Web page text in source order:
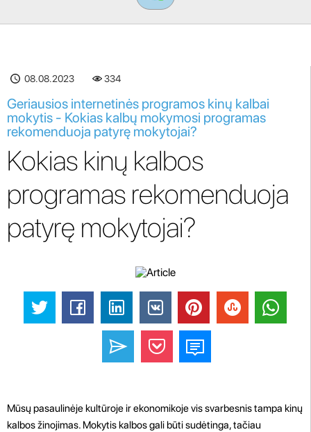
08.08.2023 334
Geriausios internetinės programos kinų kalbai
mokytis - Kokias kalbų mokymosi programas
rekomenduoja patyrę mokytojai?
Kokias kinų kalbos
programas rekomenduoja
patyrę mokytojai?
Mūsų pasaulinėje kultūroje ir ekonomikoje vis svarbesnis tampa kinų
kalbos žinojimas. Mokytis kalbos gali būti sudėtinga, tačiau